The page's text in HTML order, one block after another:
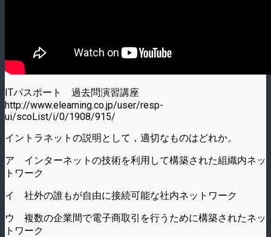
ITパスポート 過去問演習講座
http://www.elearning.co.jp/user/resp-
ui/scoList/i/0/1908/915/
イントラネットの説明として，適切なものはどれか。
ア インターネットの技術を利用して構築された組織内ネッ
トワーク
イ 社外の誰もが自由に接続可能な社内ネットワーク
ウ 複数の企業間で電子商取引を行うために構築されたネッ
トワーク